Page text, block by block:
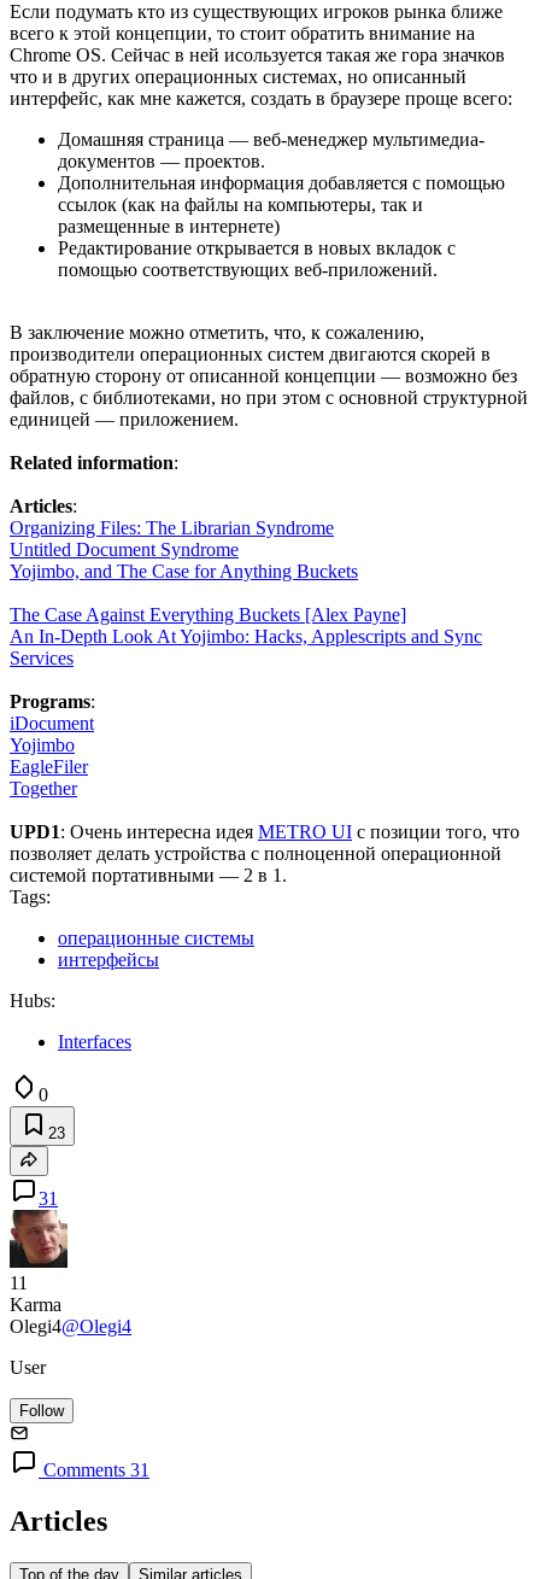
Если подумать кто из существующих игроков рынка ближе
всего к этой концепции, то стоит обратить внимание на
Chrome OS. Сейчас в ней исользуется такая же гора значков
что и в других операционных системах, но описанный
интерфейс, как мне кажется, создать в браузере проще всего:
Домашняя страница — веб-менеджер мультимедиа-
документов — проектов.
Дополнительная информация добавляется с помощью
ссылок (как на файлы на компьютеры, так и
размещенные в интернете)
Редактирование открывается в новых вкладок с
помощью соответствующих веб-приложений.
В заключение можно отметить, что, к сожалению,
производители операционных систем двигаются скорей в
обратную сторону от описанной концепции — возможно без
файлов, с библиотеками, но при этом с основной структурной
единицей — приложением.
Related information:
Articles:
Organizing Files: The Librarian Syndrome
Untitled Document Syndrome
Yojimbo, and The Case for Anything Buckets
The Case Against Everything Buckets [Alex Payne]
An In-Depth Look At Yojimbo: Hacks, Applescripts and Sync
Services
Programs:
iDocument
Yojimbo
EagleFiler
Together
UPD1: Очень интересна идея METRO UI с позиции того, что
позволяет делать устройства с полноценной операционной
системой портативными — 2 в 1.
Tags:
операционные системы
интерфейсы
Hubs:
Interfaces
0
23
31
11
Karma
Olegi4@Olegi4
User
Follow
Comments 31
Articles
Top of the day Similar articles